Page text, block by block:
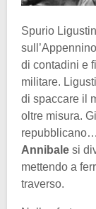
Spurio
di contadini e
militare.
di spaccare il
oltre misura.
Annibale si
mettendo a
traverso.